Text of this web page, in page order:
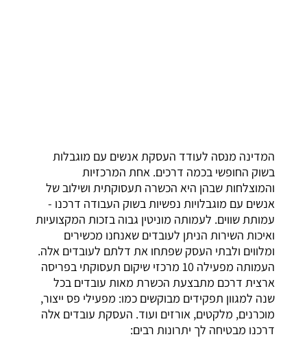
המדינה מנסה לעודד העסקת אנשים עם מוגבלות
בשוק החופשי בכמה דרכים. אחת המרכזיות
והמוצלחות שבהן היא הכשרה תעסוקתית ושילוב של
אנשים עם מוגבלויות נפשיות בשוק העבודה דרכנו -
עמותת שווים. לעמותה מוניטין גבוה בזכות המקצועיות
ואיכות השירות הניתן לעובדים שאנחנו מכשירים
ומלווים ולבתי העסק שפתחו את דלתם לעובדים אלה.
העמותה מפעילה 10 מרכזי שיקום תעסוקתי בפריסה
ארצית דרכם מתבצעת הכשרת מאות עובדים בכל
שנה למגוון תפקידים מבוקשים כמו: מפעילי פס ייצור,
מוכרנים, מלקטים, אורזים ועוד. העסקת עובדים אלה
דרכנו מבטיחה לך יתרונות רבים: